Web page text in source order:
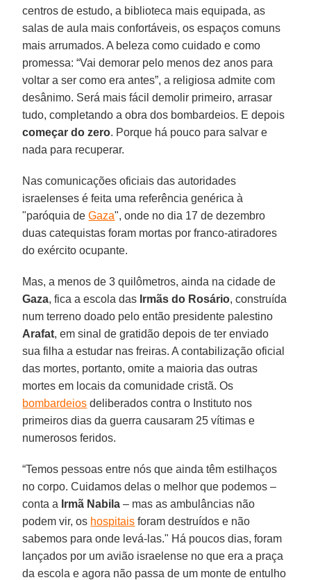
centros de estudo, a biblioteca mais equipada, as
salas de aula mais confortáveis, os espaços comuns
mais arrumados. A beleza como cuidado e como
promessa: “Vai demorar pelo menos dez anos para
voltar a ser como era antes”, a religiosa admite com
desânimo. Será mais fácil demolir primeiro, arrasar
tudo, completando a obra dos bombardeios. E depois
começar do zero. Porque há pouco para salvar e
nada para recuperar.
Nas comunicações oficiais das autoridades
israelenses é feita uma referência genérica à
"paróquia deGaza", onde no dia 17 de dezembro
duas catequistas foram mortas por franco-atiradores
do exército ocupante.
Mas, a menos de 3 quilômetros, ainda na cidade de
Gaza, fica a escola das Irmãs do Rosário, construída
num terreno doado pelo então presidente palestino
Arafat, em sinal de gratidão depois de ter enviado
sua filha a estudar nas freiras. A contabilização oficial
das mortes, portanto, omite a maioria das outras
mortes em locais da comunidade cristã. Os
bombardeios deliberados contra o Instituto nos
primeiros dias da guerra causaram 25 vítimas e
numerosos feridos.
“Temos pessoas entre nós que ainda têm estilhaços
no corpo. Cuidamos delas o melhor que podemos –
conta a Irmã Nabila – mas as ambulâncias não
podem vir, os hospitais foram destruídos e não
sabemos para onde levá-las." Há poucos dias, foram
lançados por um avião israelense no que era a praça
da escola e agora não passa de um monte de entulho